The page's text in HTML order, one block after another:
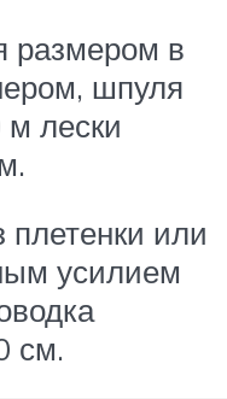
размером в
шпуля
лески
или
усилием
см.